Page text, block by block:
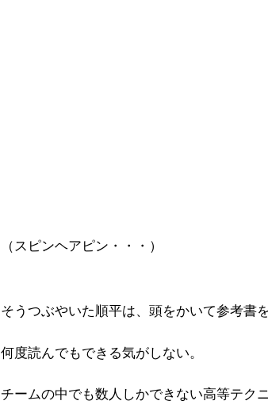
（スピンヘアピン・・・）
そうつぶやいた順平は、頭をかいて参考書を
何度読んでもできる気がしない。
チームの中でも数人しかできない高等テクニ